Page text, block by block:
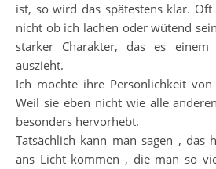
ist, so wird das spätestens klar.
nicht ob ich lachen oder wütend
starker Charakter, das es
auszieht.
Ich mochte ihre Persönlichkeit
Weil sie eben nicht wie alle
besonders hervorhebt.
Tatsächlich kann man sagen , das
ans Licht kommen , die man so